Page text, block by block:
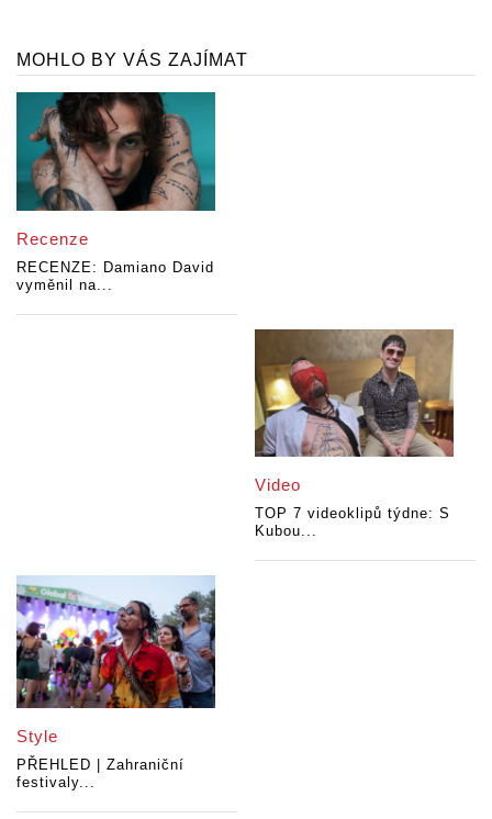
MOHLO BY VÁS ZAJÍMAT
Recenze
RECENZE: Damiano David
vyměnil na...
Video
TOP 7 videoklipů týdne: S
Kubou...
Style
PŘEHLED | Zahraniční
festivaly...